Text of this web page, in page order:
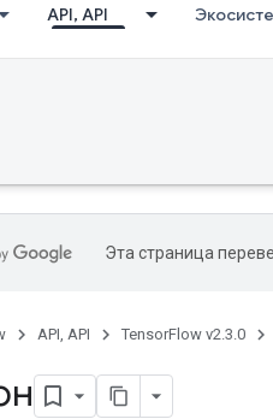
API, API
Эта страница
API, API TensorFlow v2.3.0